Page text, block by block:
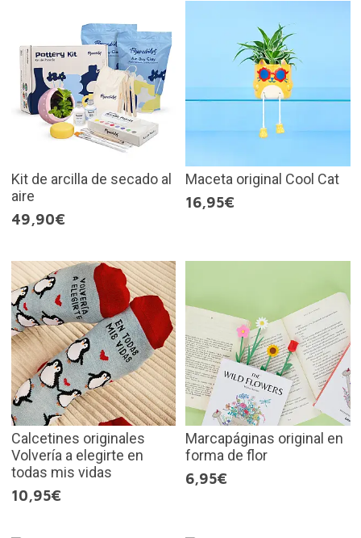
Kit de arcilla de secado al
aire
49,90€
Maceta original Cool Cat
16,95€
Calcetines originales
Volvería a elegirte en
todas mis vidas
10,95€
Marcapáginas original en
forma de flor
6,95€